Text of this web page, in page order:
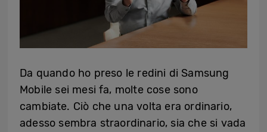
Da quando ho preso le redini di Samsung
Mobile sei mesi fa, molte cose sono
cambiate. Ciò che una volta era ordinario,
adesso sembra straordinario, sia che si vada